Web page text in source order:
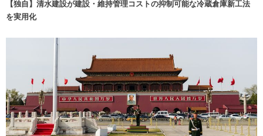
【独自】清水建設が建設・維持管理コストの抑制可能な冷蔵倉庫新工法
を実用化